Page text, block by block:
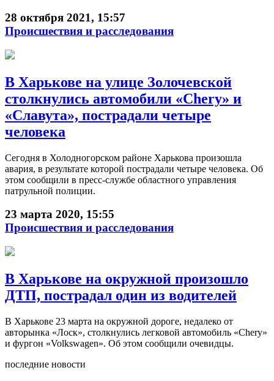
28 октября 2021, 15:57
Происшествия и расследования
В Харькове на улице Золочевской
столкнулись автомобили «Chery» и
«Славута», пострадали четыре
человека
Сегодня в Холодногорском районе Харькова произошла
авария, в результате которой пострадали четыре человека. Об
этом сообщили в пресс-службе областного управления
патрульной полиции.
23 марта 2020, 15:55
Происшествия и расследования
В Харькове на окружной произошло
ДТП, пострадал один из водителей
В Харькове 23 марта на окружной дороге, недалеко от
авторынка «Лоск», столкнулись легковой автомобиль «Chery»
и фургон «Volkswagen». Об этом сообщили очевидцы.
последние новости